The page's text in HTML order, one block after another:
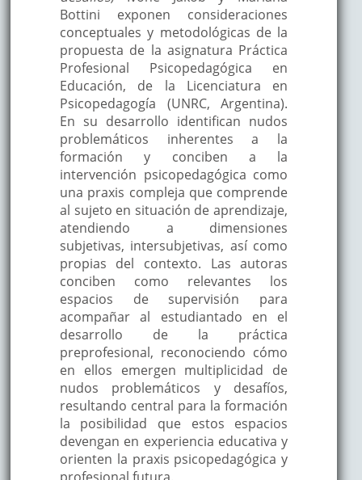
Bottini exponen consideraciones
conceptuales y metodológicas de la
propuesta de la asignatura Práctica
Profesional Psicopedagógica en
Educación, de la Licenciatura en
Psicopedagogía (UNRC, Argentina).
En su desarrollo identifican nudos
problemáticos inherentes a la
formación y conciben a la
intervención psicopedagógica como
una praxis compleja que comprende
al sujeto en situación de aprendizaje,
atendiendo a dimensiones
subjetivas, intersubjetivas, así como
propias del contexto. Las autoras
conciben como relevantes los
espacios de supervisión para
acompañar al estudiantado en el
desarrollo de la práctica
preprofesional, reconociendo cómo
en ellos emergen multiplicidad de
nudos problemáticos y desafíos,
resultando central para la formación
la posibilidad que estos espacios
devengan en experiencia educativa y
orienten la praxis psicopedagógica y